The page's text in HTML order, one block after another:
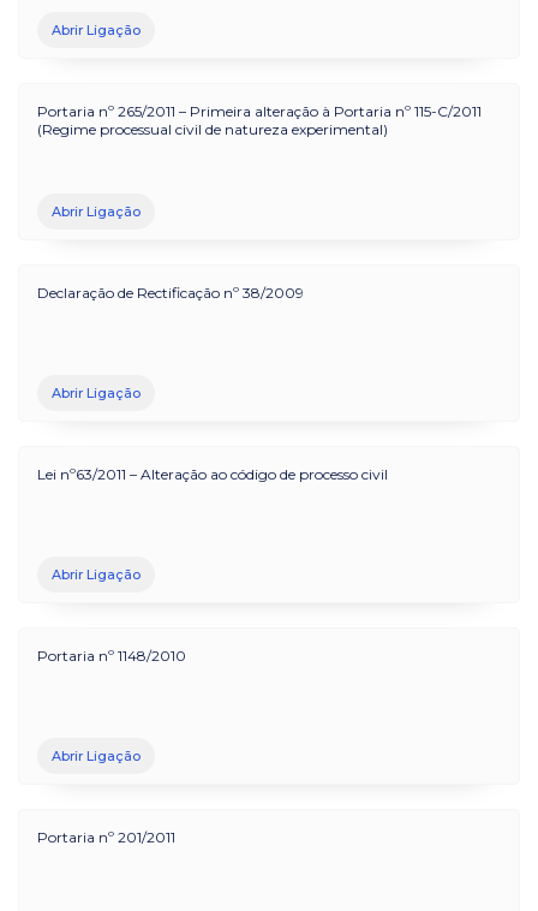
Abrir Ligação
Portaria nº 265/2011 – Primeira alteração à Portaria nº 115-C/2011
(Regime processual civil de natureza experimental)
Abrir Ligação
Declaração de Rectificação nº 38/2009
Abrir Ligação
Lei nº63/2011 – Alteração ao código de processo civil
Abrir Ligação
Portaria nº 1148/2010
Abrir Ligação
Portaria nº 201/2011